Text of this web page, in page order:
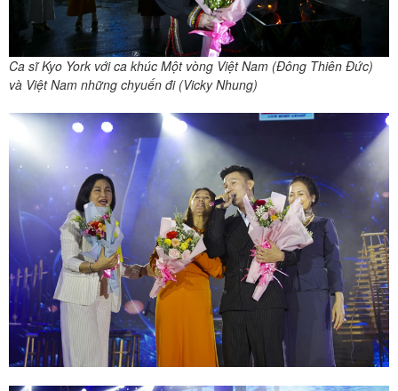
Ca sĩ Kyo York với ca khúc Một vòng Việt Nam (Đông Thiên Đức)
và Việt Nam những chyuến đi (Vicky Nhung)